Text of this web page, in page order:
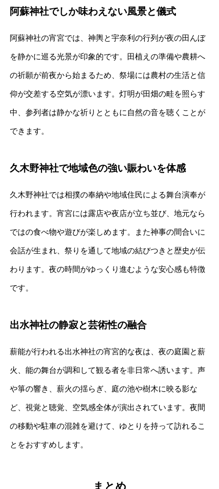
阿蘇神社でしか味わえない風景と儀式
阿蘇神社の宵宮では、神輿と宇奈利の行列が夜の田んぼ
を静かに巡る光景が印象的です。田植えの準備や農耕へ
の祈願が前夜から始まるため、祭場には農村の生活と信
仰が交差する空気が漂います。灯明が田畑の畦を照らす
中、参列者は静かな祈りとともに自然の音を聴くことが
できます。
久木野神社で地域色の強い賑わいを体感
久木野神社では相撲の奉納や地域住民による舞台演奉が
行われます。宵宮には露店や夜店が立ち並び、地元なら
ではの食べ物や遊びが楽しめます。また神事の間合いに
会話が生まれ、祭りを通して地域の結びつきと歴史が伝
わります。夜の時間がゆっくり進むような安心感も特徴
です。
出水神社の静寂と芸術性の融合
薪能が行われる出水神社の宵宮的な夜は、夜の庭園と薪
火、能の舞台が調和して観る者を非日常へ誘います。声
や箏の響き、薪火の揺らぎ、庭の池や樹木に映る影な
ど、視覚と聴覚、空気感全体が演出されています。夜間
の移動や駐車の混雑を避けて、ゆとりを持って訪れるこ
とをおすすめします。
まとめ